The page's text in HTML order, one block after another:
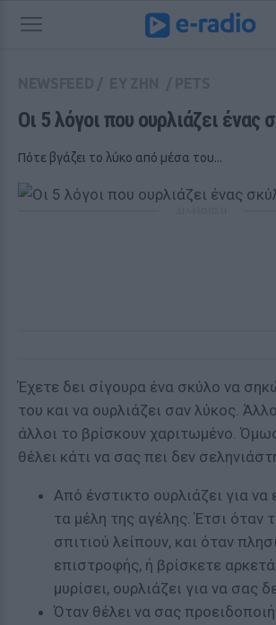
Οι 5 λόγοι που ουρλιάζει ένας
Πότε βγάζει το λύκο από μέσα του...
Έχετε δει σίγουρα ένα σκύλο να
του και να ουρλιάζει σαν λύκος.
άλλοι το βρίσκουν χαριτωμένο.
θέλει κάτι να σας πει δεν
Από ένστικτο ουρλιάζει για
τα μέλη της αγέλης. Έτσι όταν
σπιτιού λείπουν, και όταν
επιστροφής, ή βρίσκετε
μυρίσει, ουρλιάζει για να σας
Όταν θέλει να σας